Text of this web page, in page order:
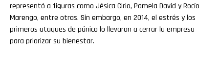
representó a figuras como Jésica Cirio, Pamela David y Rocío
Marengo, entre otras. Sin embargo, en 2014, el estrés y los
primeros ataques de pánico lo llevaron a cerrar la empresa
para priorizar su bienestar.